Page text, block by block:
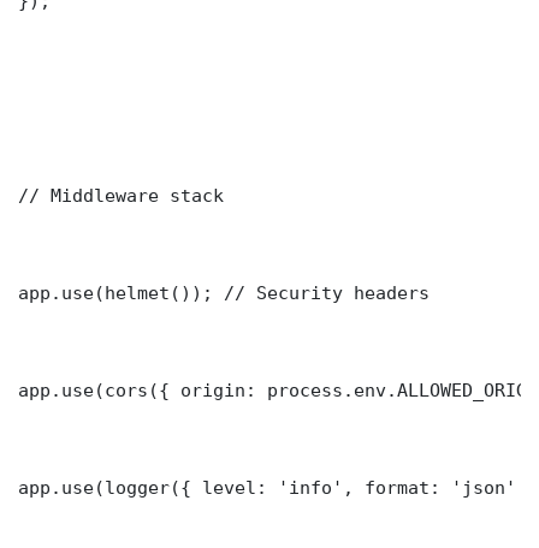
// Middleware stack
app.use(helmet()); // Security headers
app.use(cors({ origin:
app.use(logger({ level: 'info', format: 'json'